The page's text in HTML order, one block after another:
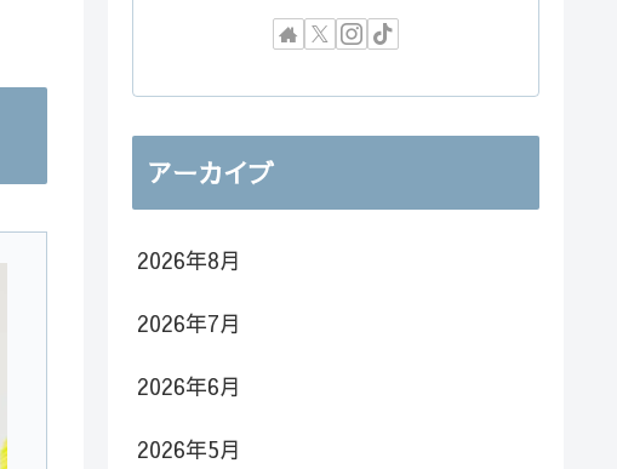
アーカイブ
2026年8月
2026年7月
2026年6月
2026年5月